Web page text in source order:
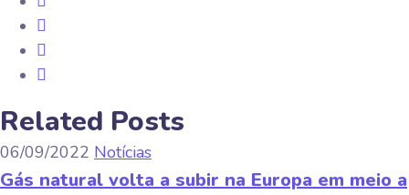
Related Posts
06/09/2022 Notícias
Gás natural volta a subir na Europa em meio a